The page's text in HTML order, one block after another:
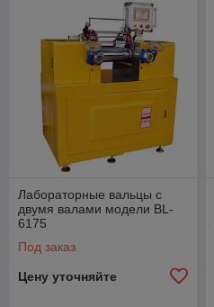
Лабораторные вальцы с
двумя валами модели BL-
6175
Под заказ
Цену уточняйте